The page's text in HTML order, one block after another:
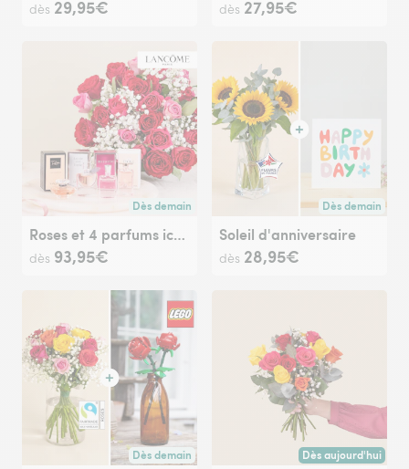
dès 29,95€ dès 27,95€
Dès demain
Livraison dès demain (pour toute commande passée
Roses et 4 parfums iconiques Lancôme
dès 93,95€
Dès demain
Livraison dès
Soleil d'anniversaire
dès 28,95€
Dès demain
Livraison dès demain (pour toute commande passée
Dès aujourd'hui
Livraison dès